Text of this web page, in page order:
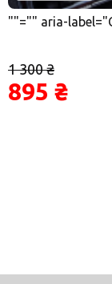
""="" aria-
1 300 ₴
895 ₴